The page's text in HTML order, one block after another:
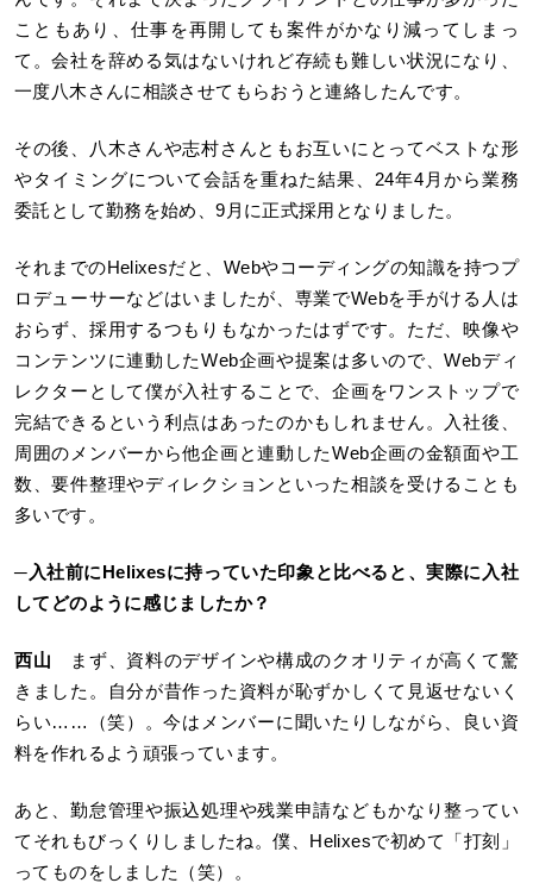
こともあり、仕事を再開しても案件がかなり減ってしまっ
て。会社を辞める気はないけれど存続も難しい状況になり、
一度八木さんに相談させてもらおうと連絡したんです。
その後、八木さんや志村さんともお互いにとってベストな形
やタイミングについて会話を重ねた結果、24年4月から業務
委託として勤務を始め、9月に正式採用となりました。
それまでのHelixesだと、Webやコーディングの知識を持つプ
ロデューサーなどはいましたが、専業でWebを手がける人は
おらず、採用するつもりもなかったはずです。ただ、映像や
コンテンツに連動したWeb企画や提案は多いので、Webディ
レクターとして僕が入社することで、企画をワンストップで
完結できるという利点はあったのかもしれません。入社後、
周囲のメンバーから他企画と連動したWeb企画の金額面や工
数、要件整理やディレクションといった相談を受けることも
多いです。
─ 入社前にHelixesに持っていた印象と比べると、実際に入社
してどのように感じましたか？
西山 まず、資料のデザインや構成のクオリティが高くて驚
きました。自分が昔作った資料が恥ずかしくて見返せないく
らい……（笑）。今はメンバーに聞いたりしながら、良い資
料を作れるよう頑張っています。
あと、勤怠管理や振込処理や残業申請などもかなり整ってい
てそれもびっくりしましたね。僕、Helixesで初めて「打刻」
ってものをしました（笑）。